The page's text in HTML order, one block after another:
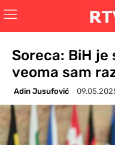
Soreca: BiH je
veoma sam
Adin Jusufović